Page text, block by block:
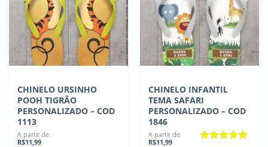
CHINELO URSINHO
POOH TIGRÃO
PERSONALIZADO – COD
1113
A partir de
R$11,99
CHINELO INFANTIL
TEMA SAFARI
PERSONALIZADO – COD
1846
A partir de
R$11,99